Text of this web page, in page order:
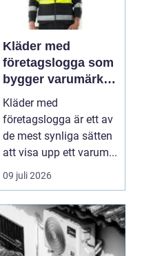
Kläder med
företagslogga som
bygger varumärke i
vardagen
Kläder med
företagslogga är ett av
de mest synliga sätten
att visa upp ett varum...
09 juli 2026